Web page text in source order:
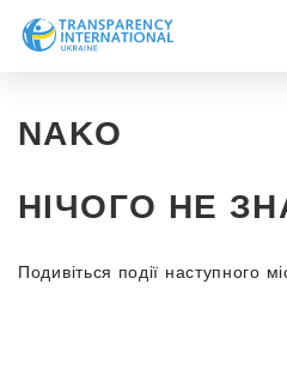
Новини
Напрями роботи
Долучитися
NAKO
НІЧОГО НЕ
Подивіться події наступного